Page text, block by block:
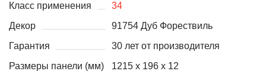
Класс применения
34
Декор
91754 Дуб Форествиль
Гарантия
30 лет от производителя
Размеры панели (мм)
1215 х 196 х 12